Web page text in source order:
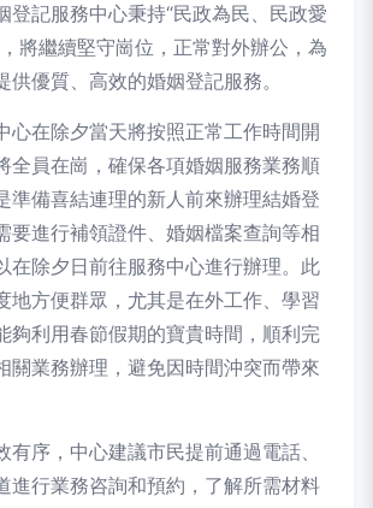
登記服務中心秉持“民政為民、民政愛
將繼續堅守崗位，正常對外辦公，為
供優質、高效的婚姻登記服務。
心在除夕當天將按照正常工作時間開
全員在崗，確保各項婚姻服務業務順
準備喜結連理的新人前來辦理結婚登
要進行補領證件、婚姻檔案查詢等相
在除夕日前往服務中心進行辦理。此
地方便群眾，尤其是在外工作、學習
夠利用春節假期的寶貴時間，順利完
關業務辦理，避免因時間沖突而帶來
有序，中心建議市民提前通過電話、
進行業務咨詢和預約，了解所需材料